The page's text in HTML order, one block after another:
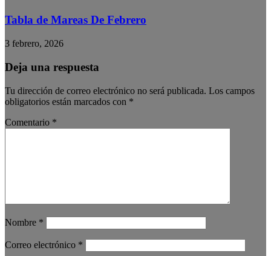
Tabla de Mareas De Febrero
3 febrero, 2026
Deja una respuesta
Tu dirección de correo electrónico no será publicada. Los campos
obligatorios están marcados con *
Comentario *
Nombre *
Correo electrónico *